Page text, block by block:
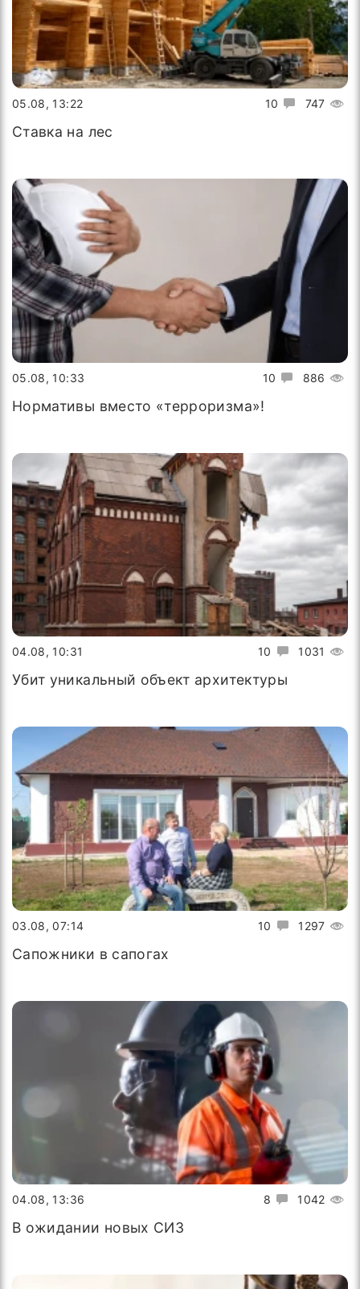
10 747
05.08, 13:22
Ставка на лес
10 886
05.08, 10:33
Нормативы вместо «терроризма»!
10 1031
04.08, 10:31
Убит уникальный объект архитектуры
10 1297
03.08, 07:14
Сапожники в сапогах
8 1042
04.08, 13:36
В ожидании новых СИЗ